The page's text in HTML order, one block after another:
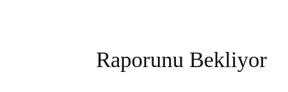
Raporunu Bekliyor